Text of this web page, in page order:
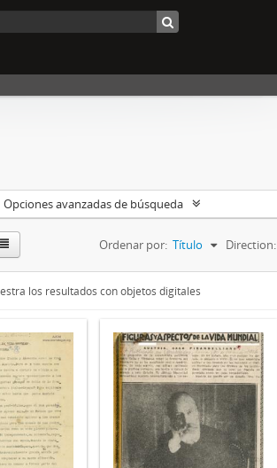
Opciones avanzadas de búsqueda
Ordenar por: Título Direction:
los resultados con objetos digitales